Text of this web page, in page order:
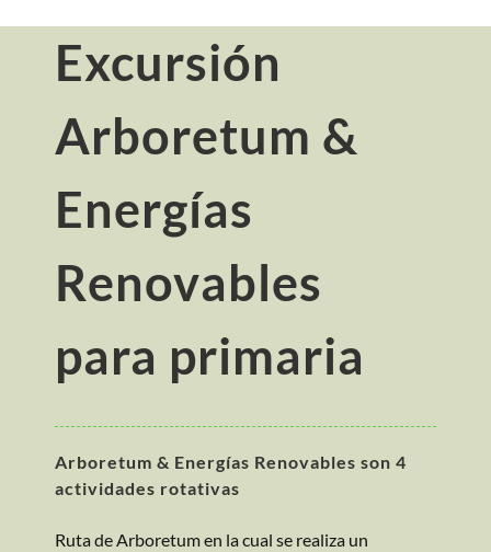
Excursión
Arboretum &
Energías
Renovables
para primaria
Arboretum & Energías Renovables son 4
actividades rotativas
Ruta de Arboretum en la cual se realiza un